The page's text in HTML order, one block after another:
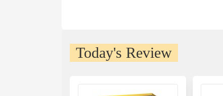
Today's Review